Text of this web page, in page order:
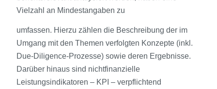
Vielzahl an Mindestangaben zu
umfassen. Hierzu zählen die Beschreibung der im
Umgang mit den Themen verfolgten Konzepte (inkl.
Due-Diligence-Prozesse) sowie deren Ergebnisse.
Darüber hinaus sind nichtfinanzielle
Leistungsindikatoren – KPI – verpflichtend